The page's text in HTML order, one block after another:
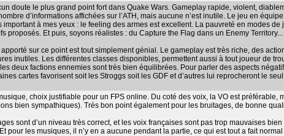
doute le plus grand point fort dans Quake Wars. Gameplay rapide, violent,
d’informations affichées sur l’ATH, mais aucune n’est inutile. Le jeu en
important à mes yeux : le feeling des armes est excellent. La pauvreté en modes de
proposés. Et puis, soyons réalistes : du Capture the Flag dans un Enemy Territory...
apporté sur ce point est tout simplement génial. Le gameplay est très riche, des
inutiles. Les différentes classes disponibles, permettent aussi à tout joueur de
deux factions ennemies sont très bien équilibrées. Pour parler des aspects
cartes favorisent soit les Stroggs soit les GDF et d’autres lui reprocheront le
choix justifiable pour un FPS online. Du coté des voix, la VO est préférable,
bien sympathiques). Très bon point également pour les bruitages, de bonne
sont d’un niveau très correct, et les voix françaises sont pas trop mauvaises
pour les musiques, il n’y en a aucune pendant la partie, ce qui est tout a fait